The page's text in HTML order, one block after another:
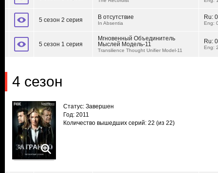
5 сезон 2 серия В отсутствие
In Absentia
Ru:
Eng:
5 сезон 1 серия
Мгновенный Объединитель
Мыслей Модель-11
Transilience Thought Unifier Model-11
Ru:
Eng:
4 сезон
Статус: Завершен
Год: 2011
Количество вышедших серий: 22 (из 22)